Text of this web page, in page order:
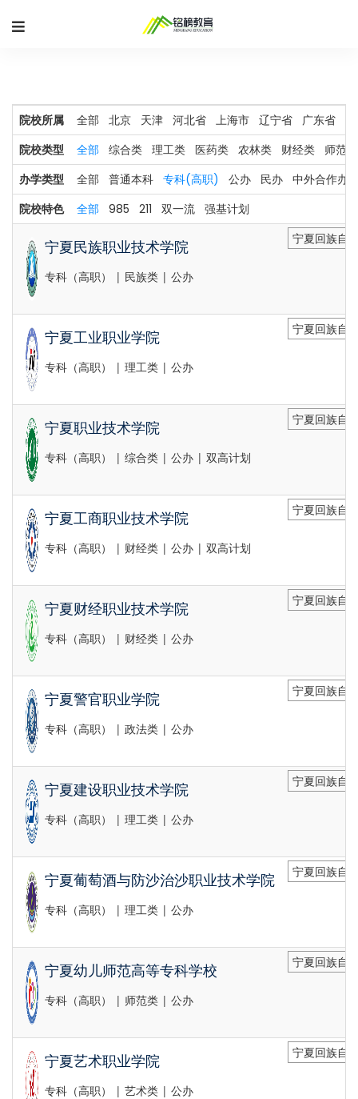
院校所属 全部 北京 天津 河北省 上海市 辽宁省 广东省
院校类型 全部 综合类 理工类 医药类 农林类 财经类 师范类
办学类型 全部 普通本科 专科(高职) 公办 民办 中外合作办
院校特色 全部 985 211 双一流 强基计划
宁夏民族职业技术学院
专科（高职） | 民族类 | 公办
宁夏回族自
宁夏工业职业学院
专科（高职） | 理工类 | 公办
宁夏回族自
宁夏职业技术学院
专科（高职） | 综合类 | 公办 | 双高计划
宁夏回族自
宁夏工商职业技术学院
专科（高职） | 财经类 | 公办 | 双高计划
宁夏回族自
宁夏财经职业技术学院
专科（高职） | 财经类 | 公办
宁夏回族自
宁夏警官职业学院
专科（高职） | 政法类 | 公办
宁夏回族自
宁夏建设职业技术学院
专科（高职） | 理工类 | 公办
宁夏回族自
宁夏葡萄酒与防沙治沙职业技术学院
专科（高职） | 理工类 | 公办
宁夏回族自
宁夏幼儿师范高等专科学校
专科（高职） | 师范类 | 公办
宁夏回族自
宁夏艺术职业学院
专科（高职） | 艺术类 | 公办
宁夏回族自